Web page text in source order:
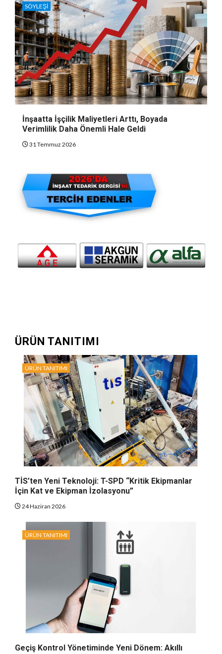
SÖYLEŞI
İnşaatta İşçilik Maliyetleri Arttı, Boyada
Verimlilik Daha Önemli Hale Geldi
31 Temmuz 2026
ÜRÜN TANITIMI
ÜRÜN TANITIMI
TİS’ten Yeni Teknoloji: T-SPD “Kritik Ekipmanlar
İçin Kat ve Ekipman İzolasyonu”
24 Haziran 2026
ÜRÜN TANITIMI
Geçiş Kontrol Yönetiminde Yeni Dönem: Akıllı